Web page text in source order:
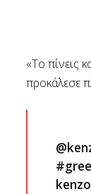
«Το πίνεις
προκάλεσε